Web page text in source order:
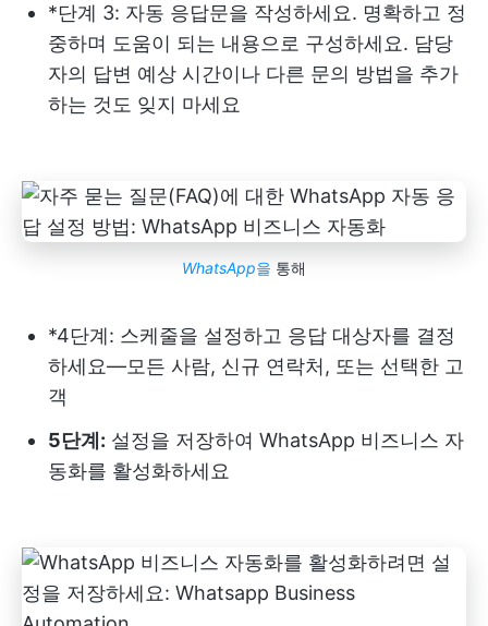
*단계 3: 자동 응답문을 작성하세요. 명확하고 정
중하며 도움이 되는 내용으로 구성하세요. 담당
자의 답변 예상 시간이나 다른 문의 방법을 추가
하는 것도 잊지 마세요
WhatsApp을 통해
*4단계: 스케줄을 설정하고 응답 대상자를 결정
하세요—모든 사람, 신규 연락처, 또는 선택한 고
객
5단계: 설정을 저장하여 WhatsApp 비즈니스 자
동화를 활성화하세요